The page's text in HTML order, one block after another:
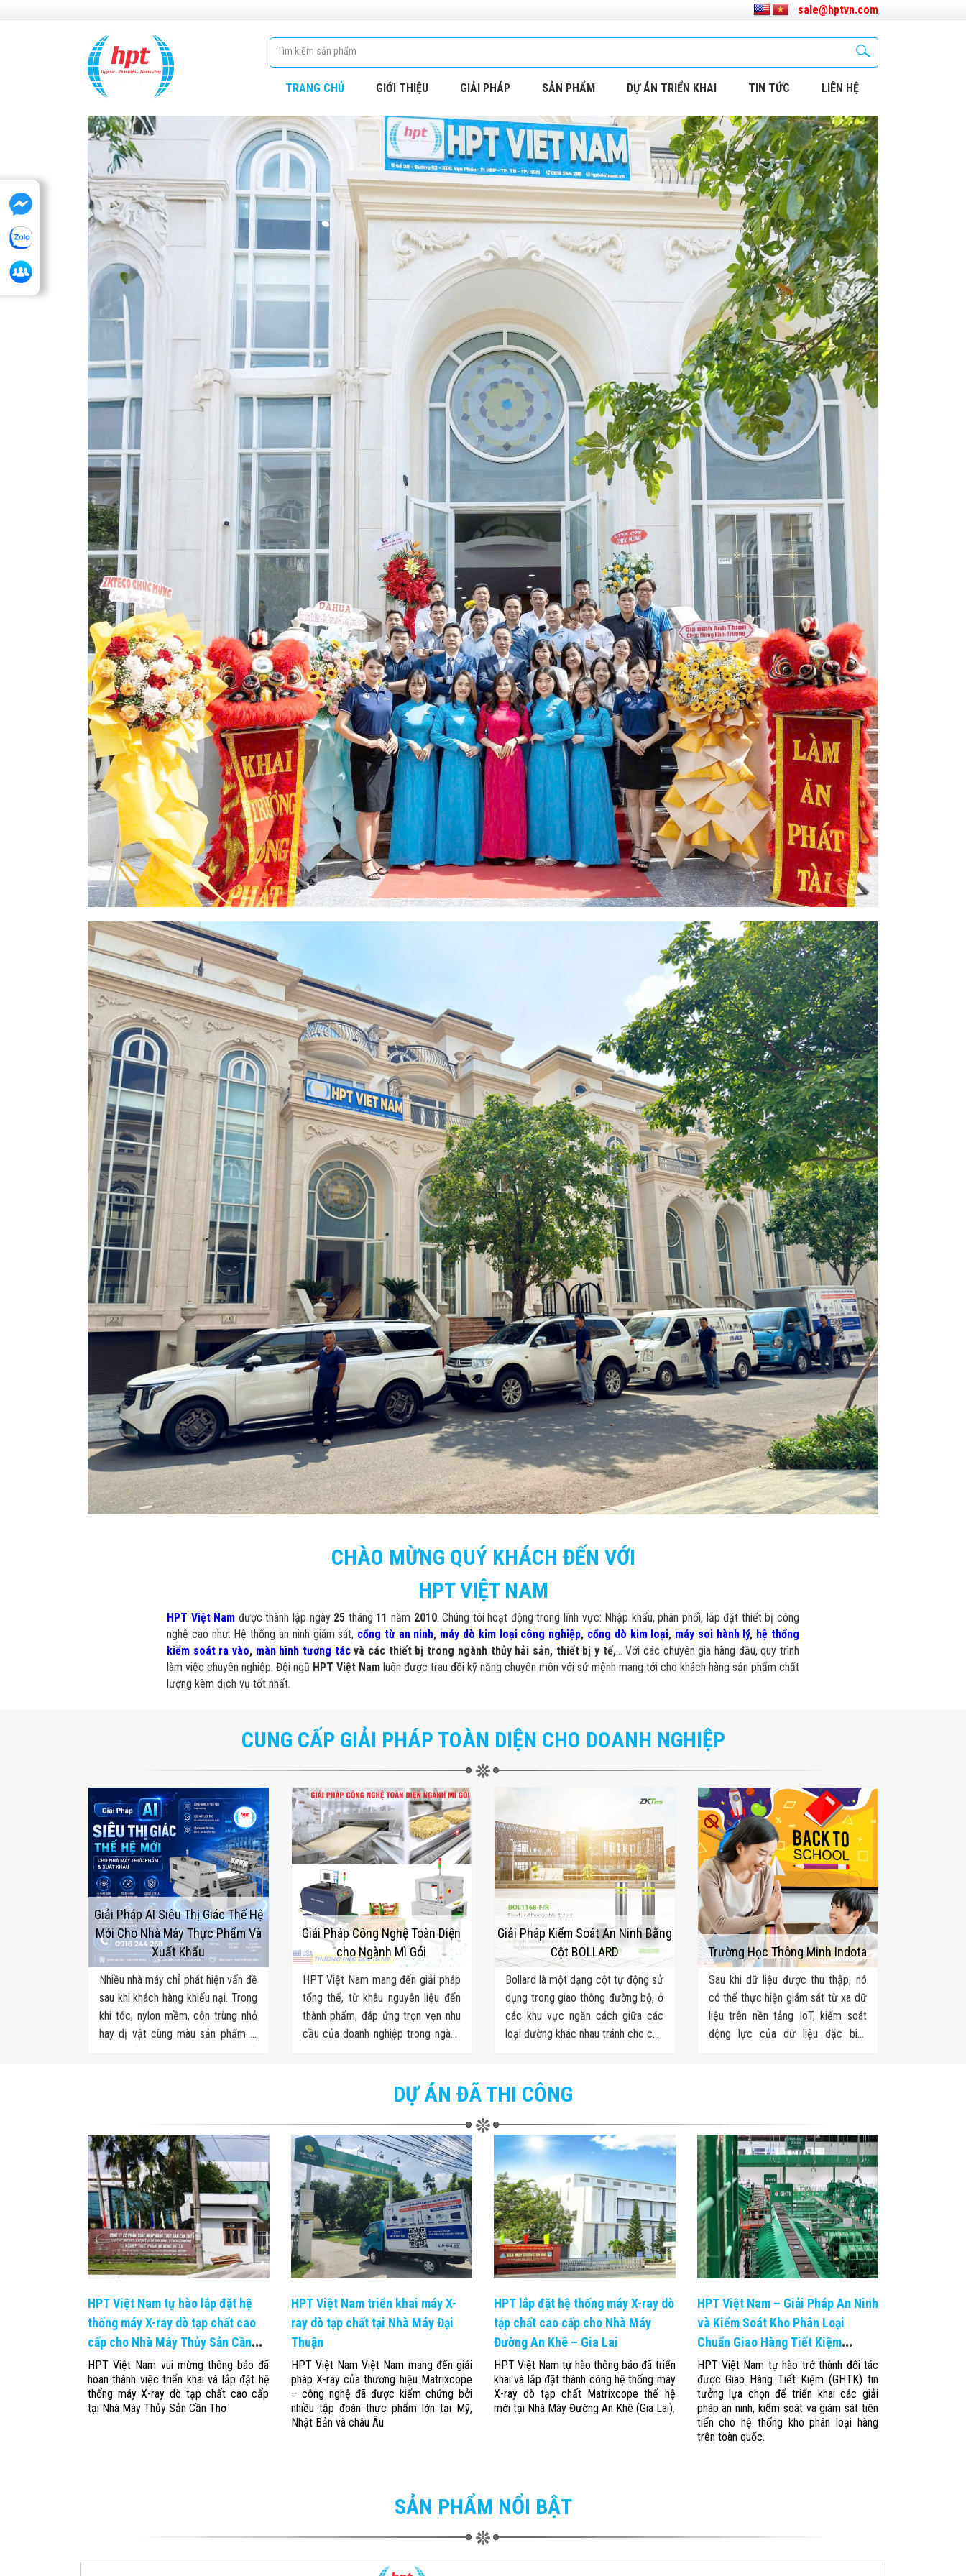
sale@hptvn.com
TRANG CHỦ GIỚI THIỆU GIẢI PHÁP SẢN PHẨM DỰ ÁN TRIỂN KHAI TIN TỨC LIÊN HỆ
CHÀO MỪNG QUÝ KHÁCH ĐẾN VỚI
HPT VIỆT NAM
HPT Việt Nam được thành lập ngày 25 tháng 11 năm 2010. Chúng tôi hoạt động trong lĩnh vực: Nhập khẩu, phân phối, lắp đặt thiết bị công
nghệ cao như: Hệ thống an ninh giám sát, cổng từ an ninh, máy dò kim loại công nghiệp, cổng dò kim loại, máy soi hành lý, hệ thống
kiểm soát ra vào, màn hình tương tácvà các thiết bị trong ngành thủy hải sản, thiết bị y tế,… Với các chuyên gia hàng đầu, quy trình
làm việc chuyên nghiệp. Đội ngũ HPT Việt Nam luôn được trau đồi kỹ năng chuyên môn với sứ mệnh mang tới cho khách hàng sản phẩm chất
lượng kèm dịch vụ tốt nhất.
CUNG CẤP GIẢI PHÁP TOÀN DIỆN CHO DOANH NGHIỆP
Giải Pháp AI Siêu Thị Giác Thế Hệ
Mới Cho Nhà Máy Thực Phẩm Và
Xuất Khẩu
Nhiều nhà máy chỉ phát hiện vấn đề
sau khi khách hàng khiếu nại. Trong
khi tóc, nylon mềm, côn trùng nhỏ
hay dị vật cùng màu sản phẩm là
Giái Pháp Công Nghệ Toàn Diện
cho Ngành Mì Gói
HPT Việt Nam mang đến giải pháp
tổng thể, từ khâu nguyên liệu đến
thành phẩm, đáp ứng trọn vẹn nhu
cầu của doanh nghiệp trong ngành
soát chất lượng - đóng gói - kho
Giải Pháp Kiểm Soát An Ninh Bằng
Cột BOLLARD
Bollard là một dạng cột tự động sử
dụng trong giao thông đường bộ, ở
các khu vực ngăn cách giữa các
loại đường khác nhau tránh cho các
Trường Học Thông Minh Indota
Sau khi dữ liệu được thu thập, nó
có thể thực hiện giám sát từ xa dữ
liệu trên nền tảng IoT, kiểm soát
động lực của dữ liệu đặc biệt
DỰ ÁN ĐÃ THI CÔNG
HPT Việt Nam tự hào lắp đặt hệ
thống máy X-ray dò tạp chất cao
cấp cho Nhà Máy Thủy Sản Cần
Thơ
HPT Việt Nam vui mừng thông báo đã
hoàn thành việc triển khai và lắp đặt hệ
thống máy X-ray dò tạp chất cao cấp
tại Nhà Máy Thủy Sản Cần Thơ
HPT Việt Nam triển khai máy X-
ray dò tạp chất tại Nhà Máy Đại
Thuận
HPT Việt Nam Việt Nam mang đến giải
pháp X-ray của thương hiệu Matrixcope
– công nghệ đã được kiểm chứng bởi
nhiều tập đoàn thực phẩm lớn tại Mỹ,
Nhật Bản và châu Âu.
HPT lắp đặt hệ thống máy X-ray dò
tạp chất cao cấp cho Nhà Máy
Đường An Khê – Gia Lai
HPT Việt Nam tự hào thông báo đã triển
khai và lắp đặt thành công hệ thống máy
X-ray dò tạp chất Matrixcope thế hệ
mới tại Nhà Máy Đường An Khê (Gia Lai).
HPT Việt Nam – Giải Pháp An Ninh
và Kiểm Soát Kho Phân Loại
Chuẩn Giao Hàng Tiết Kiệm
(GHTK)
HPT Việt Nam tự hào trở thành đối tác
được Giao Hàng Tiết Kiệm (GHTK) tin
tưởng lựa chọn để triển khai các giải
pháp an ninh, kiểm soát và giám sát tiên
tiến cho hệ thống kho phân loại hàng
trên toàn quốc.
SẢN PHẨM NỔI BẬT